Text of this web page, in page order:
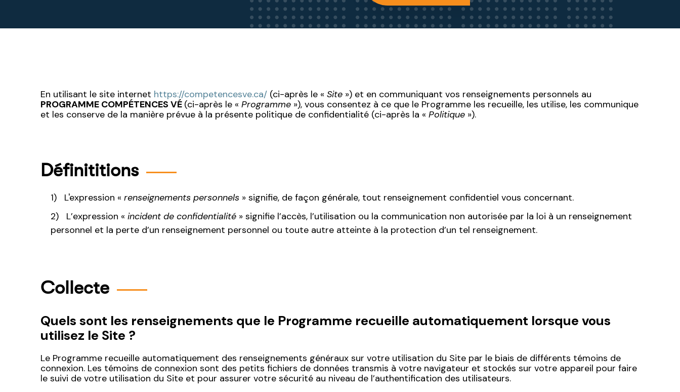
En utilisant le site internet https://competencesve.ca/ (ci-après le « Site ») et en communiquant vos renseignements personnels au
PROGRAMME COMPÉTENCES VÉ (ci-après le « Programme »), vous consentez à ce que le Programme les recueille, les utilise, les communique
et les conserve de la manière prévue à la présente politique de confidentialité (ci-après la « Politique »).
Définititions
L'expression « renseignements personnels » signifie, de façon générale, tout renseignement confidentiel vous concernant.
L’expression « incident de confidentialité » signifie l’accès, l’utilisation ou la communication non autorisée par la loi à un renseignement
personnel et la perte d’un renseignement personnel ou toute autre atteinte à la protection d’un tel renseignement.
Collecte
Quels sont les renseignements que le Programme recueille automatiquement lorsque vous
utilisez le Site ?
Le Programme recueille automatiquement des renseignements généraux sur votre utilisation du Site par le biais de différents témoins de
connexion. Les témoins de connexion sont des petits fichiers de données transmis à votre navigateur et stockés sur votre appareil pour faire
le suivi de votre utilisation du Site et pour assurer votre sécurité au niveau de l’authentification des utilisateurs.